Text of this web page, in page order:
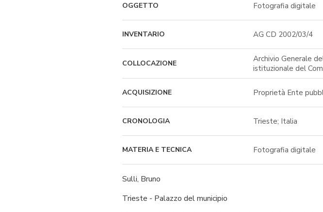
OGGETTO Fotografia digitale
INVENTARIO AG CD 2002/03/4
COLLOCAZIONE
Archivio Generale
istituzionale del
ACQUISIZIONE Proprietà Ente
CRONOLOGIA Trieste; Italia
MATERIA E TECNICA Fotografia digitale
Sulli, Bruno
Trieste - Palazzo del municipio